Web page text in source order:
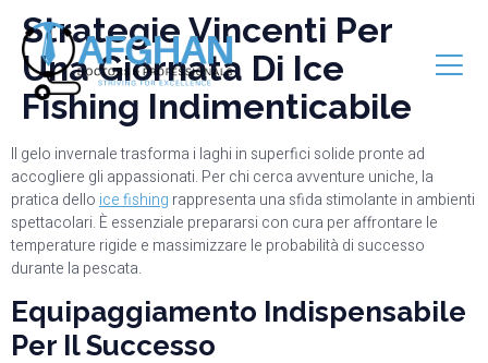
Strategie Vincenti Per
Una Giornata Di Ice
Fishing Indimenticabile
Il gelo invernale trasforma i laghi in superfici solide pronte ad
accogliere gli appassionati. Per chi cerca avventure uniche, la
pratica dello ice fishing rappresenta una sfida stimolante in ambienti
spettacolari. È essenziale prepararsi con cura per affrontare le
temperature rigide e massimizzare le probabilità di successo
durante la pescata.
Equipaggiamento Indispensabile
Per Il Successo